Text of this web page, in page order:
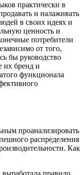
практически в
и налаживать
в своих идеях и
ценность и
потребители
от того,
бы руководство
их бренд и
функционала
проанализировать
распределения
Как
правило